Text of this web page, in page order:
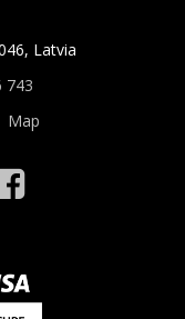
Latvia
743
Map